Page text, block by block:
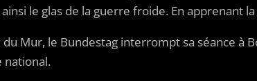
le glas de la guerre froide. En apprenant la
du Mur, le Bundestag interrompt sa séance à
national.